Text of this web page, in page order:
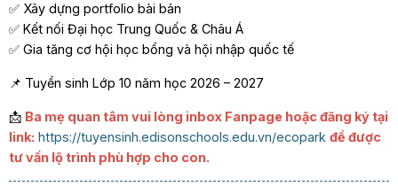
✅ Xây dựng portfolio bài bản
✅ Kết nối Đại học Trung Quốc & Châu Á
✅ Gia tăng cơ hội học bổng và hội nhập quốc tế
📌 Tuyển sinh Lớp 10 năm học 2026 – 2027
📩 Ba mẹ quan tâm vui lòng inbox Fanpage hoặc đăng ký tại
link: https://tuyensinh.edisonschools.edu.vn/ecopark để được
tư vấn lộ trình phù hợp cho con.